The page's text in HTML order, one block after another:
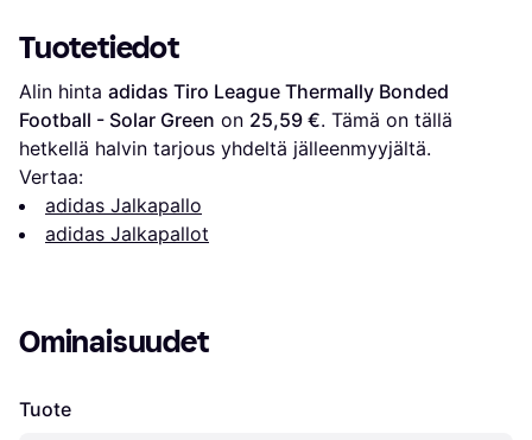
Tuotetiedot
Alin hinta adidas Tiro League Thermally Bonded
Football - Solar Green on 25,59 €. Tämä on tällä
hetkellä halvin tarjous yhdeltä jälleenmyyjältä.
Vertaa:
adidas Jalkapallo
adidas Jalkapallot
Ominaisuudet
Tuote